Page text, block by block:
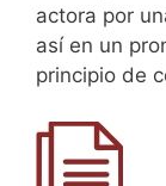
actora por
así en un
principio de